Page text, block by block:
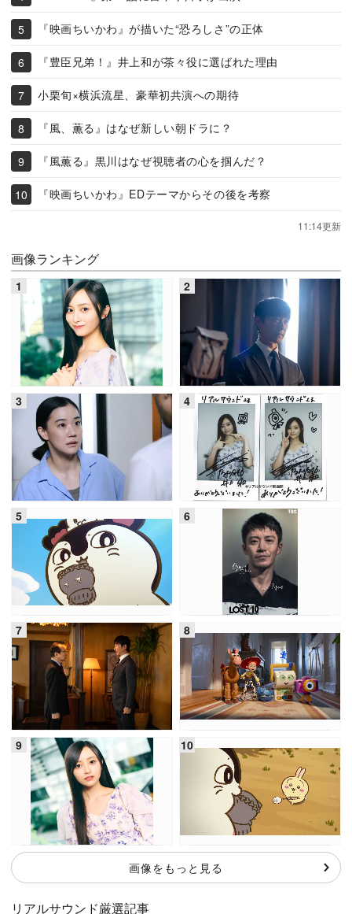
『映画ちいかわ』が描いた“恐ろしさ”の正体
『豊臣兄弟！』井上和が茶々役に選ばれた理由
小栗旬×横浜流星、豪華初共演への期待
『風、薫る』はなぜ新しい朝ドラに？
『風薫る』黒川はなぜ視聴者の心を掴んだ？
『映画ちいかわ』EDテーマからその後を考察
11:14更新
画像ランキング
画像をもっと見る
リアルサウンド厳選記事